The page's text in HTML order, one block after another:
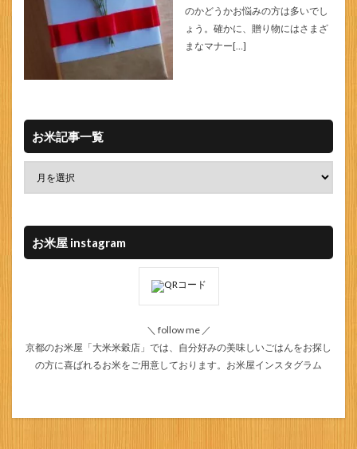
のかどうかお悩みの方は多いでし
ょう。確かに、贈り物にはさまざ
まなマナー[…]
お米記事一覧
お米屋 instagram
＼ follow me ／
京都のお米屋「大米米穀店」では、自分好みの美味しいごはんをお探し
の方に喜ばれるお米をご用意しております。 お米屋インスタグラム